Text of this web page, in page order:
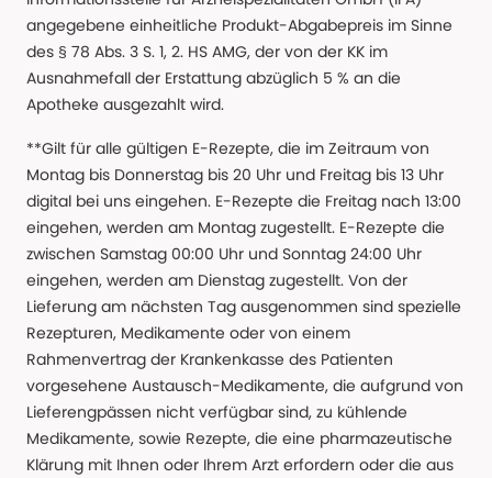
angegebene einheitliche Produkt-Abgabepreis im Sinne
des § 78 Abs. 3 S. 1, 2. HS AMG, der von der KK im
Ausnahmefall der Erstattung abzüglich 5 % an die
Apotheke ausgezahlt wird.
**Gilt für alle gültigen E-Rezepte, die im Zeitraum von
Montag bis Donnerstag bis 20 Uhr und Freitag bis 13 Uhr
digital bei uns eingehen. E-Rezepte die Freitag nach 13:00
eingehen, werden am Montag zugestellt. E-Rezepte die
zwischen Samstag 00:00 Uhr und Sonntag 24:00 Uhr
eingehen, werden am Dienstag zugestellt. Von der
Lieferung am nächsten Tag ausgenommen sind spezielle
Rezepturen, Medikamente oder von einem
Rahmenvertrag der Krankenkasse des Patienten
vorgesehene Austausch-Medikamente, die aufgrund von
Lieferengpässen nicht verfügbar sind, zu kühlende
Medikamente, sowie Rezepte, die eine pharmazeutische
Klärung mit Ihnen oder Ihrem Arzt erfordern oder die aus